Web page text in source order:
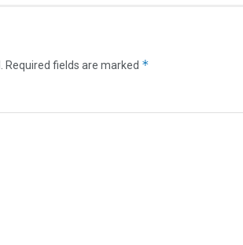
Required fields are marked *